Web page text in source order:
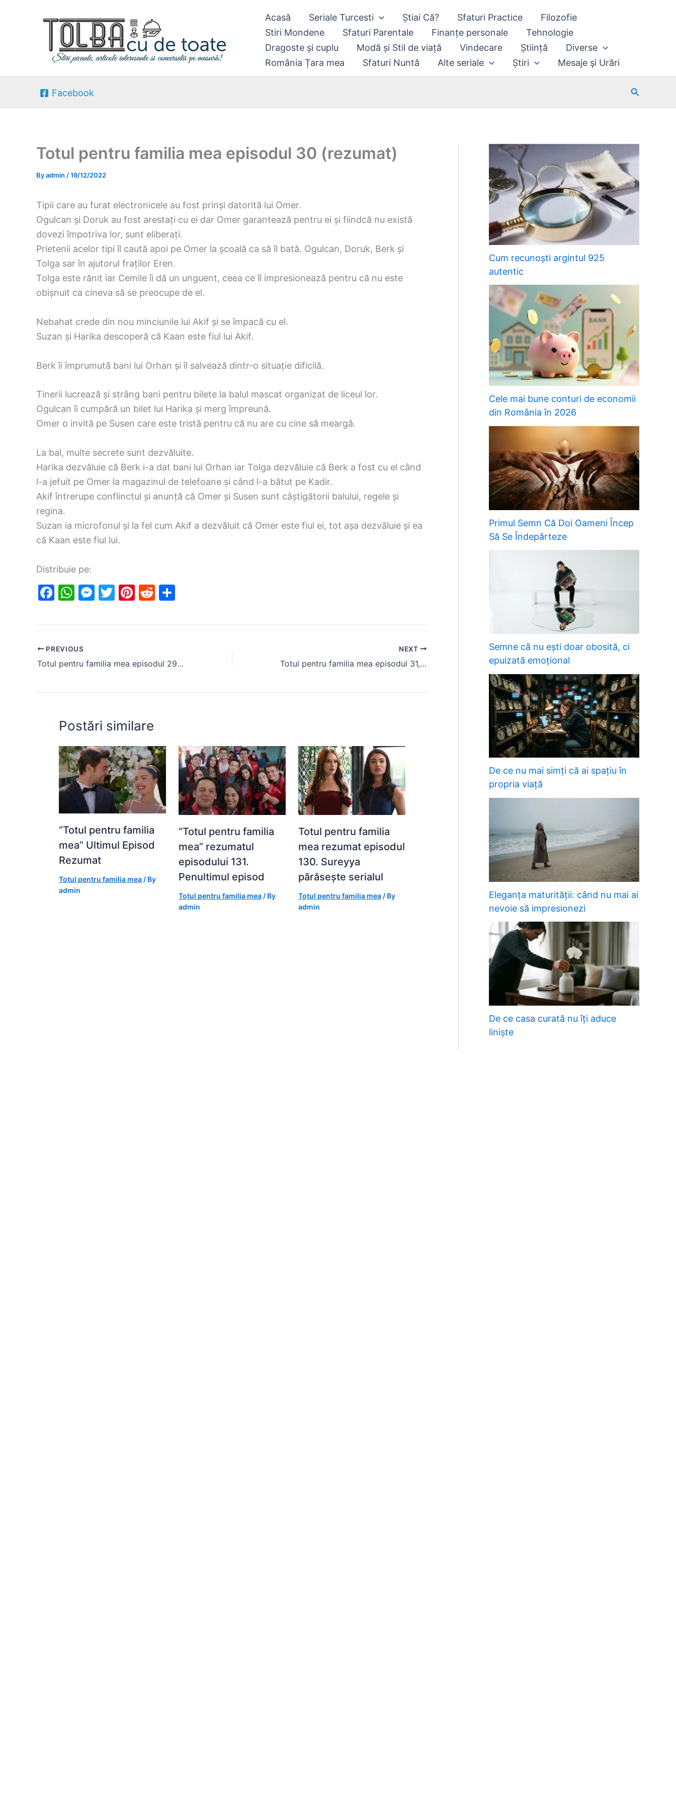
Acasă Seriale Turcesti Știai Că? Sfaturi Practice
Filozofie
Stiri Mondene
Sfaturi Parentale Finanțe personale
Tehnologie
Dragoste și cuplu
Modă și Stil de viață Vindecare Știință
Diverse
România Țara mea
Sfaturi Nuntă Alte seriale Știri Mesaje şi Urări
Facebook Search
Totul pentru familia mea episodul 30 (rezumat)
Byadmin /19/12/2022
Tipii care au furat electronicele au fost prinși datorită lui Omer.
Ogulcan și Doruk au fost arestați cu ei dar Omer garantează pentru ei și fiindcă nu există
dovezi împotriva lor, sunt eliberați.
Prietenii acelor tipi îl caută apoi pe Omer la școală ca să îl bată. Ogulcan, Doruk, Berk și
Tolga sar în ajutorul fraților Eren.
Tolga este rănit iar Cemile îi dă un unguent, ceea ce îl impresionează pentru că nu este
obișnuit ca cineva să se preocupe de el.
Nebahat crede din nou minciunile lui Akif și se împacă cu el.
Suzan și Harika descoperă că Kaan este fiul lui Akif.
Berk îi împrumută bani lui Orhan și îl salvează dintr-o situație dificilă.
Tinerii lucrează și strâng bani pentru bilete la balul mascat organizat de liceul lor.
Ogulcan îi cumpără un bilet lui Harika și merg împreună.
Omer o invită pe Susen care este tristă pentru că nu are cu cine să meargă.
La bal, multe secrete sunt dezvăluite.
Harika dezvăluie că Berk i-a dat bani lui Orhan iar Tolga dezvăluie că Berk a fost cu el când
l-a jefuit pe Omer la magazinul de telefoane și când l-a bătut pe Kadir.
Akif întrerupe conflinctul și anunță că Omer și Susen sunt câștigătorii balului, regele și
regina.
Suzan ia microfonul și la fel cum Akif a dezvăluit că Omer este fiul ei, tot așa dezvăluie și ea
că Kaan este fiul lui.
Distribuie pe:
F
c
b
o
o
W
at
A
p
p
M
s
e
n
g
T
itt
Pi
er
st
R
d
t
ar
PREVIOUS
Totul pentru familia mea episodul 29 (rezumat)
NEXT
Totul pentru familia mea episodul 31, 32 (rezumat) Kadir află că Akif l-a ucis pe tatăl lui
Postări similare
“Totul pentru familia
mea” Ultimul Episod
Rezumat
Totul pentru familia mea/ By
admin
“Totul pentru familia
mea” rezumatul
episodului 131.
Penultimul episod
Totul pentru familia mea / By
admin
Totul pentru familia
mea rezumat episodul
130. Sureyya
părăsește serialul
Totul pentru familia mea / By
admin
Cum recunoști argintul 925
autentic
Cele mai bune conturi de economii
din România în 2026
Primul Semn Că Doi Oameni Încep
Să Se Îndepărteze
Semne că nu ești doar obosită, ci
epuizată emoțional
De ce nu mai simți că ai spațiu în
propria viață
Eleganța maturității: când nu mai ai
nevoie să impresionezi
De ce casa curată nu îți aduce
liniște